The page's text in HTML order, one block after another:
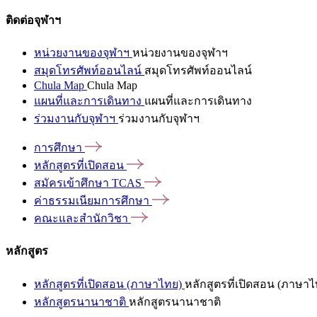
ติดต่อจุฬาฯ
หน่วยงานของจุฬาฯ หน่วยงานของจุฬาฯ
สมุดโทรศัพท์ออนไลน์ สมุดโทรศัพท์ออนไลน์
Chula Map Chula Map
แผนที่และการเดินทาง แผนที่และการเดินทาง
ร่วมงานกับจุฬาฯ ร่วมงานกับจุฬาฯ
การศึกษา
หลักสูตรที่เปิดสอน
สมัครเข้าศึกษา TCAS
ค่าธรรมเนียมการศึกษา
คณะและสำนักวิชา
หลักสูตร
หลักสูตรที่เปิดสอน (ภาษาไทย) หลักสูตรที่เปิดสอน (ภาษาไ
หลักสูตรนานาชาติ หลักสูตรนานาชาติ